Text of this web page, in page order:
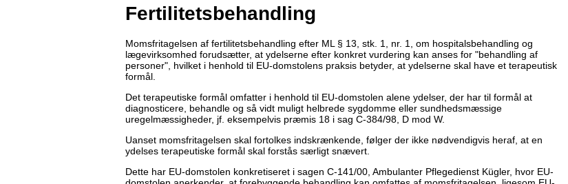
Fertilitetsbehandling
Momsfritagelsen af fertilitetsbehandling efter ML § 13, stk. 1, nr. 1, om hospitalsbehandling og
lægevirksomhed forudsætter, at ydelserne efter konkret vurdering kan anses for "behandling af
personer", hvilket i henhold til EU-domstolens praksis betyder, at ydelserne skal have et terapeutisk
formål.
Det terapeutiske formål omfatter i henhold til EU-domstolen alene ydelser, der har til formål at
diagnosticere, behandle og så vidt muligt helbrede sygdomme eller sundhedsmæssige
uregelmæssigheder, jf. eksempelvis præmis 18 i sag C-384/98, D mod W.
Uanset momsfritagelsen skal fortolkes indskrænkende, følger der ikke nødvendigvis heraf, at en
ydelses terapeutiske formål skal forstås særligt snævert.
Dette har EU-domstolen konkretiseret i sagen C-141/00, Ambulanter Pflegedienst Kügler, hvor EU-